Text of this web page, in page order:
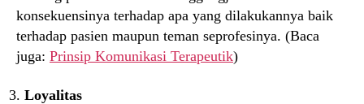
konsekuensinya terhadap apa yang dilakukannya baik
terhadap pasien maupun teman seprofesinya. (Baca
juga: Prinsip Komunikasi Terapeutik)
Loyalitas